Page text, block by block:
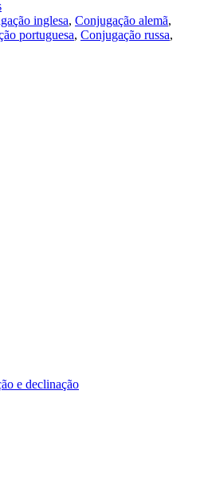
inglesa, Conjugação alemã,
portuguesa, Conjugação russa,
e declinação